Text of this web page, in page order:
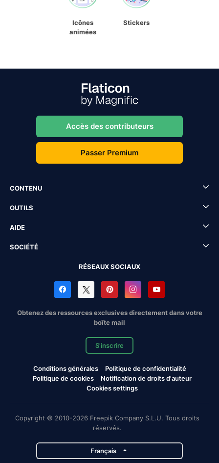
Icônes
animées
Stickers
Accès des contributeurs
Passer Premium
CONTENU
OUTILS
AIDE
SOCIÉTÉ
RÉSEAUX SOCIAUX
Obtenez des ressources exclusives directement dans votre
boîte mail
S'inscrire
Conditions générales
Politique de confidentialité
Politique de cookies
Notification de droits d'auteur
Cookies settings
Copyright © 2010-2026 Freepik Company S.L.U. Tous droits
réservés.
Français